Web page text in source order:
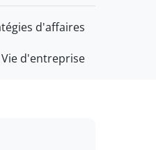
d'affaires
Vie d'entreprise